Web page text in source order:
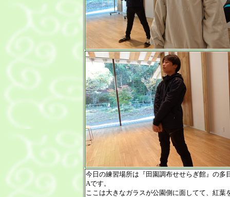
今日の練習場所は『田園調布せせらぎ館』の多
Aです。
ここは大きなガラスが公園側に面してて、紅葉